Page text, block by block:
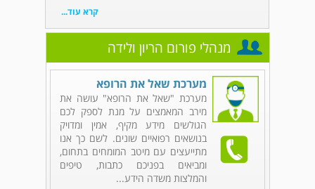
קרא עוד...
מנהלי פורום הריון ולידה
מערכת שאל את הרופא
מערכת "שאל את הרופא" עושה את
מירב המאמצים על מנת לספק לכם
הגולשים מידע מקיף, אמין ומדויק
בנושאים רפואיים שונים. לשם כך אנו
מתייעצים עם מיטב המומחים בתחום,
ומביאים בפניכם כתבות, טיפים
והמלצות משדה הידע...